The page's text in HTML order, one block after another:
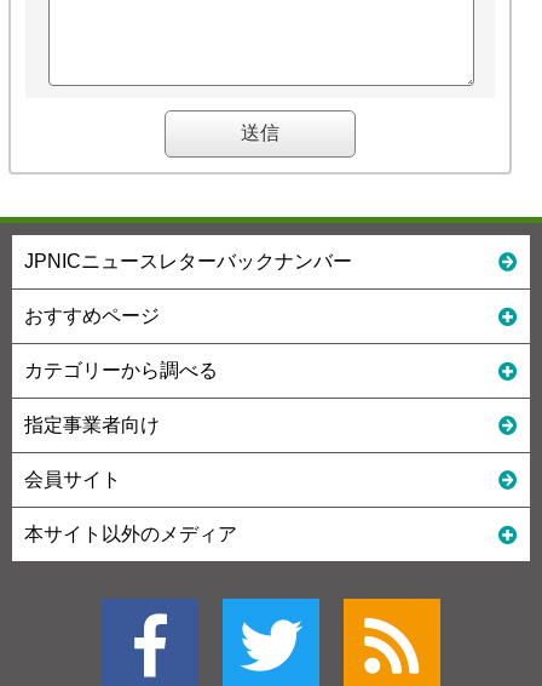
JPNICニュースレターバックナンバー
おすすめページ
カテゴリーから調べる
指定事業者向け
会員サイト
本サイト以外のメディア